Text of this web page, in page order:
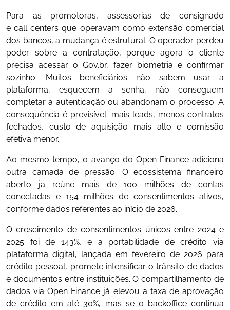
Para as promotoras, assessorias de consignado
e call centers que operavam como extensão comercial
dos bancos, a mudança é estrutural. O operador perdeu
poder sobre a contratação, porque agora o cliente
precisa acessar o Gov.br, fazer biometria e confirmar
sozinho. Muitos beneficiários não sabem usar a
plataforma, esquecem a senha, não conseguem
completar a autenticação ou abandonam o processo. A
consequência é previsível: mais leads, menos contratos
fechados, custo de aquisição mais alto e comissão
efetiva menor.
Ao mesmo tempo, o avanço do Open Finance adiciona
outra camada de pressão. O ecossistema financeiro
aberto já reúne mais de 100 milhões de contas
conectadas e 154 milhões de consentimentos ativos,
conforme dados referentes ao início de 2026.
O crescimento de consentimentos únicos entre 2024 e
2025 foi de 143%, e a portabilidade de crédito via
plataforma digital, lançada em fevereiro de 2026 para
crédito pessoal, promete intensificar o trânsito de dados
e documentos entre instituições. O compartilhamento de
dados via Open Finance já elevou a taxa de aprovação
de crédito em até 30%, mas se o backoffice continua